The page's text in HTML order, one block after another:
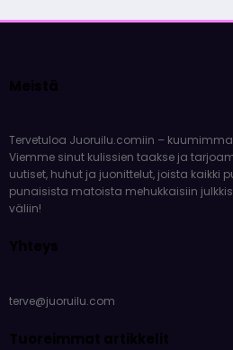
Meistä
Tervetuloa Juoruilu.comiin –
Viemme sinut kulissien taakse ja
uutiset, huhut ja juonittelut, joista kaikki
punaisista matoista mehukkaisiin
väliin!
Yhteys
terve@juoruilu.com
Tuoreimmat artikkelit